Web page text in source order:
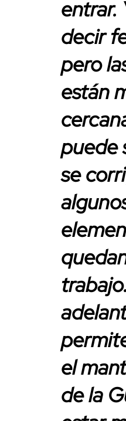
entrar.
decir
pero
están
puede
se
el
de la